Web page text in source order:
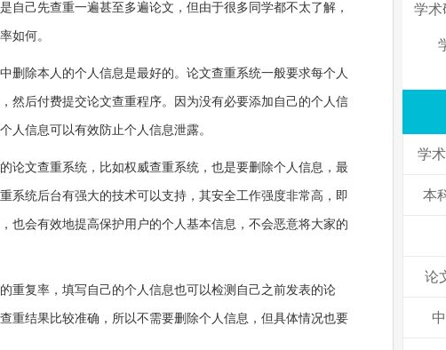
自己先查重一遍甚至多遍论文，但由于很多同学都不太了解，
如何。
删除本人的个人信息是最好的。论文查重系统一般要求每个人
然后付费提交论文查重程序。因为没有必要添加自己的个人信
人信息可以有效防止个人信息泄露。
论文查重系统，比如权威查重系统，也是要删除个人信息，最
系统后台有强大的技术可以支持，其安全工作强度非常高，即
也会有效地提高保护用户的个人基本信息，不会恶意将大家的
重复率，填写自己的个人信息也可以检测自己之前发表的论
重结果比较准确，所以不需要删除个人信息，但具体情况也要
学术
学
本
论